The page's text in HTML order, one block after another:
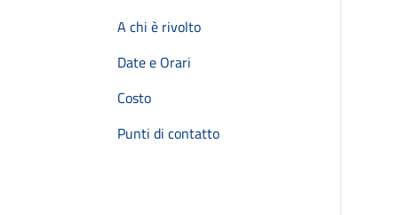
A chi è rivolto
Date e Orari
Costo
Punti di contatto